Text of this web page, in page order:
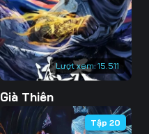
78
81
84
87
Lượt xem: 15.511
Già Thiên
Tập 20